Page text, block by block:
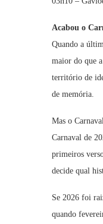
Acabou o
Quando a
maior do que
território de
de memória.
Mas o
Carnaval de
primeiros
decide qual
Se 2026 foi
quando